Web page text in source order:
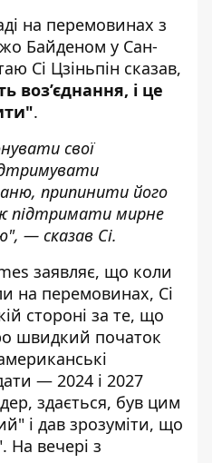
на перемовинах з
Байденом у Сан-
Сі Цзіньпін сказав,
воз’єднання, і це
.
свої
припинити його
підтримати мирне
— сказав Сі.
заявляє, що коли
на перемовинах, Сі
стороні за те, що
швидкий початок
— 2024 і 2027
здається, був цим
і дав зрозуміти, що
На вечері з